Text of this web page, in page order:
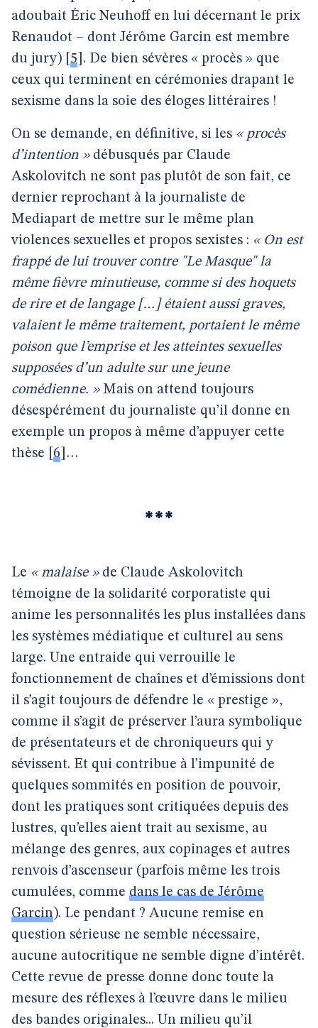
adoubait Éric Neuhoff en lui décernant le prix
Renaudot – dont Jérôme Garcin est membre
du jury) 5 . De bien sévères « procès » que
ceux qui terminent en cérémonies drapant le
sexisme dans la soie des éloges littéraires !
On se demande, en définitive, si les « procès
d’intention »débusqués par Claude
Askolovitch ne sont pas plutôt de son fait, ce
dernier reprochant à la journaliste de
Mediapart de mettre sur le même plan
violences sexuelles et propos sexistes : « On est
frappé de lui trouver contre "Le Masque" la
même fièvre minutieuse, comme si des hoquets
de rire et de langage […] étaient aussi graves,
valaient le même traitement, portaient le même
poison que l’emprise et les atteintes sexuelles
supposées d’un adulte sur une jeune
comédienne. »Mais on attend toujours
désespérément du journaliste qu’il donne en
exemple un propos à même d’appuyer cette
thèse
6 …
***
Le « malaise »de Claude Askolovitch
témoigne de la solidarité corporatiste qui
anime les personnalités les plus installées dans
les systèmes médiatique et culturel au sens
large. Une entraide qui verrouille le
fonctionnement de chaînes et d’émissions dont
il s’agit toujours de défendre le « prestige »,
comme il s’agit de préserver l’aura symbolique
de présentateurs et de chroniqueurs qui y
sévissent. Et qui contribue à l’impunité de
quelques sommités en position de pouvoir,
dont les pratiques sont critiquées depuis des
lustres, qu’elles aient trait au sexisme, au
mélange des genres, aux copinages et autres
renvois d’ascenseur (parfois même les trois
cumulées, comme dans le cas de Jérôme
Garcin). Le pendant ? Aucune remise en
question sérieuse ne semble nécessaire,
aucune autocritique ne semble digne d’intérêt.
Cette revue de presse donne donc toute la
mesure des réflexes à l’œuvre dans le milieu
des bandes originales... Un milieu qu’il